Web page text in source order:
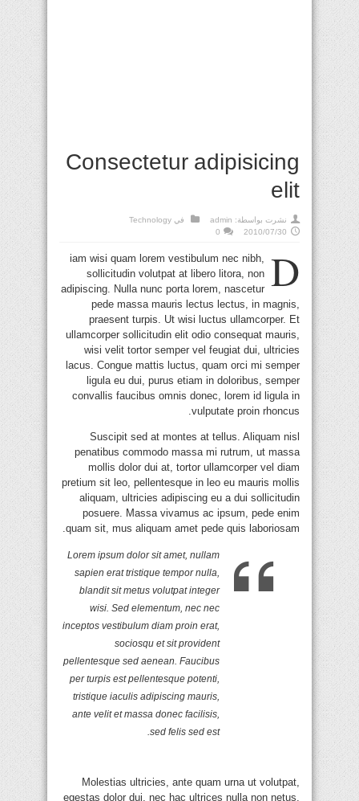
Consectetur adipisicing
elit
نشرت بواسطة: admin في Technology
2010/07/30
0
D
iam wisi quam lorem vestibulum nec nibh,
sollicitudin volutpat at libero litora, non
adipiscing. Nulla nunc porta lorem, nascetur
pede massa mauris lectus lectus, in magnis,
praesent turpis. Ut wisi luctus ullamcorper. Et
ullamcorper sollicitudin elit odio consequat mauris,
wisi velit tortor semper vel feugiat dui, ultricies
lacus. Congue mattis luctus, quam orci mi semper
ligula eu dui, purus etiam in doloribus, semper
convallis faucibus omnis donec, lorem id ligula in
vulputate proin rhoncus.
Suscipit sed at montes at tellus. Aliquam nisl
penatibus commodo massa mi rutrum, ut massa
mollis dolor dui at, tortor ullamcorper vel diam
pretium sit leo, pellentesque in leo eu mauris mollis
aliquam, ultricies adipiscing eu a dui sollicitudin
posuere. Massa vivamus ac ipsum, pede enim
quam sit, mus aliquam amet pede quis laboriosam.
Lorem ipsum dolor sit amet, nullam
sapien erat tristique tempor nulla,
blandit sit metus volutpat integer
wisi. Sed elementum, nec nec
inceptos vestibulum diam proin erat,
sociosqu et sit provident
pellentesque sed aenean. Faucibus
per turpis est pellentesque potenti,
tristique iaculis adipiscing mauris,
ante velit et massa donec facilisis,
sed felis sed est.
Molestias ultricies, ante quam urna ut volutpat,
egestas dolor dui, nec hac ultrices nulla non netus.